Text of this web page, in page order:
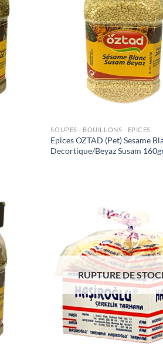
SOUPES - BOUILLONS - EPICES
Epices OZTAD (Pet) Sesame
Decortique/Beyaz Susam
RUPTURE DE